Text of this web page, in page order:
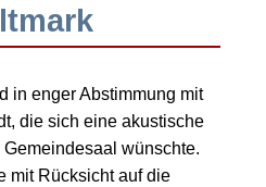
in enger Abstimmung mit
die sich eine akustische
wünschte.
mit Rücksicht auf die